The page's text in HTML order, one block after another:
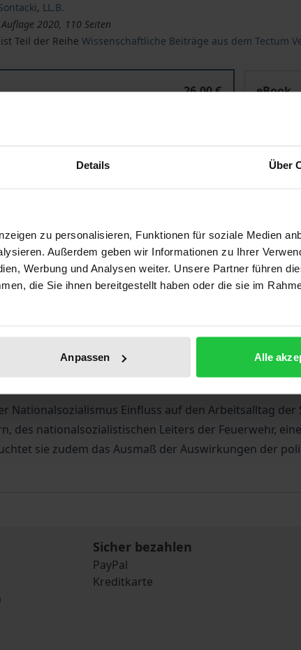
Details Über
zu personalisieren, Funktionen für soziale Medien
Außerdem geben wir Informationen zu Ihrer
Werbung und Analysen weiter. Unsere Partner führen
die Sie ihnen bereitgestellt haben oder die sie im
Anpassen Alle
, LL.B.
2020, 110 Seiten
ist Teil der ReiheWissenschaftliche Beiträge aus dem Tectum
26,00 €
eBook
ISBN
inkl. MwSt. Abhängig von der Lieferadresse kann die
Versandkosten
Mülheim an der Ruhr und ihre
Nationalsozialismus Einfluss auf den Arbeitsalltag
des nationalsozialistischen Leiters der Feuerwehr,
sie zudem das Ausmaß der Auswirkungen der
Sicher bezahlen
PayPal
Kreditkarte